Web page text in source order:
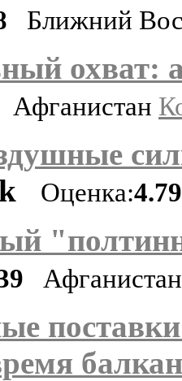
Ближний
охват:
Афганистан
Оценка: